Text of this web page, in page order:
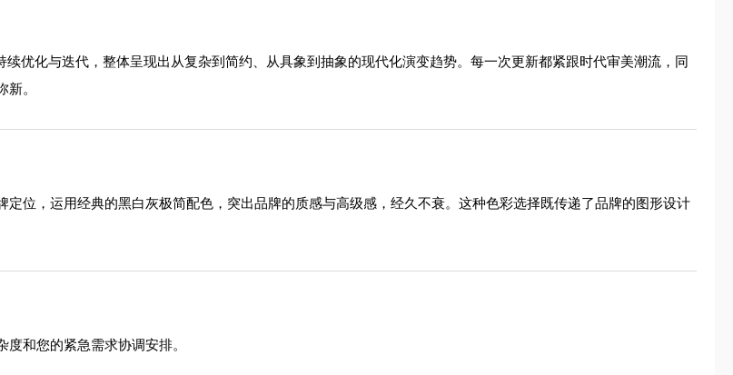
优化与迭代，整体呈现出从复杂到简约、从具象到抽象的现代化演变趋势。每一次更新都紧跟时代审美潮流，同
。
位，运用经典的黑白灰极简配色，突出品牌的质感与高级感，经久不衰。这种色彩选择既传递了品牌的图形设计
和您的紧急需求协调安排。